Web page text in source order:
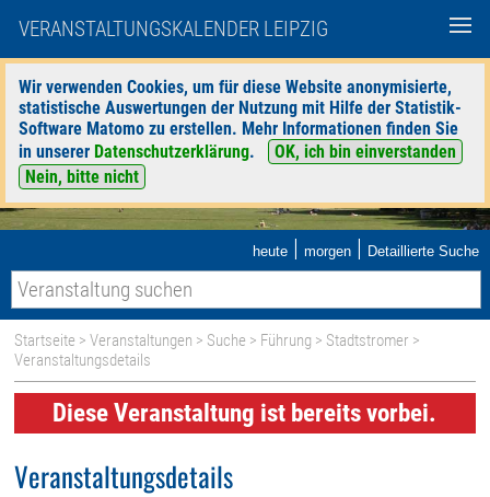
VERANSTALTUNGSKALENDER LEIPZIG
Wir verwenden Cookies, um für diese Website anonymisierte,
statistische Auswertungen der Nutzung mit Hilfe der Statistik-
Software Matomo zu erstellen. Mehr Informationen finden Sie
in unserer Datenschutzerklärung.
OK, ich bin einverstanden
Nein, bitte nicht
heute | morgen | Detaillierte Suche
Startseite >Veranstaltungen > Suche > Führung > Stadtstromer >
Veranstaltungsdetails
Diese Veranstaltung ist bereits vorbei.
Veranstaltungsdetails